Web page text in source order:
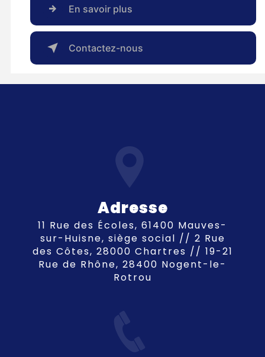
En savoir plus
Contactez-nous
Adresse
11 Rue des Écoles, 61400 Mauves-
sur-Huisne, siège social // 2 Rue
des Côtes, 28000 Chartres // 19-21
Rue de Rhône, 28400 Nogent-le-
Rotrou